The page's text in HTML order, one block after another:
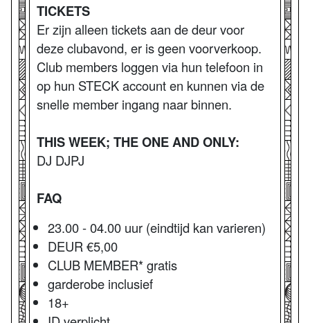
TICKETS
Er zijn alleen tickets aan de deur voor
deze clubavond, er is geen voorverkoop.
Club members loggen via hun telefoon in
op hun STECK account en kunnen via de
snelle member ingang naar binnen.
THIS WEEK; THE ONE AND ONLY:
DJ DJPJ
FAQ
23.00 - 04.00 uur (eindtijd kan varieren)
DEUR €5,00
CLUB MEMBER* gratis
garderobe inclusief
18+